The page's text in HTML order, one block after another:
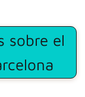
sobre el